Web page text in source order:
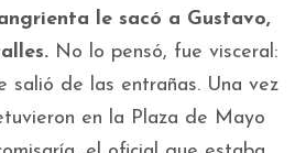
le sacó a Gustavo,
No lo pensó, fue visceral:
salió de las entrañas. Una vez
en la Plaza de Mayo